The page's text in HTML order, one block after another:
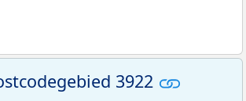
3922